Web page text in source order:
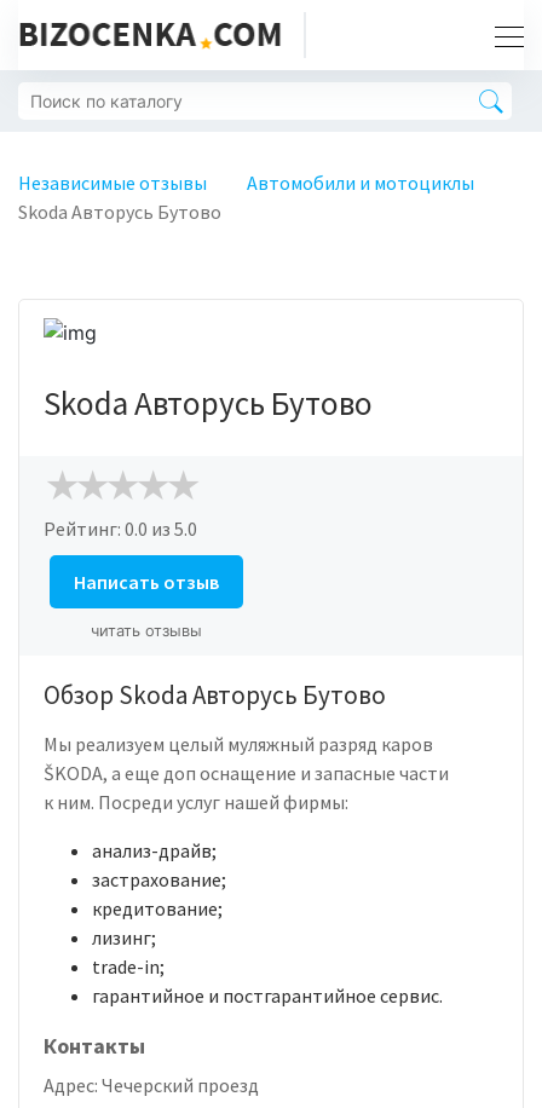
Независимые отзывы
Автомобили и мотоциклы
Skoda Авторусь Бутово
Skoda Авторусь Бутово
Рейтинг: 0.0 из 5.0
Написать отзыв
читать отзывы
Обзор Skoda Авторусь Бутово
Мы реализуем целый муляжный разряд каров
ŠKODA, а еще доп оснащение и запасные части
к ним. Посреди услуг нашей фирмы:
анализ-драйв;
застрахование;
кредитование;
лизинг;
trade-in;
гарантийное и постгарантийное сервис.
Контакты
Адрес: Чечерский проезд